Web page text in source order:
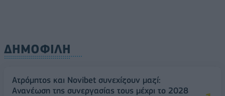
ΔΗΜΟΦΙΛΗ
Ατρόμητος και Novibet συνεχίζουν μαζί:
Ανανέωση της συνεργασίας τους μέχρι το 2028